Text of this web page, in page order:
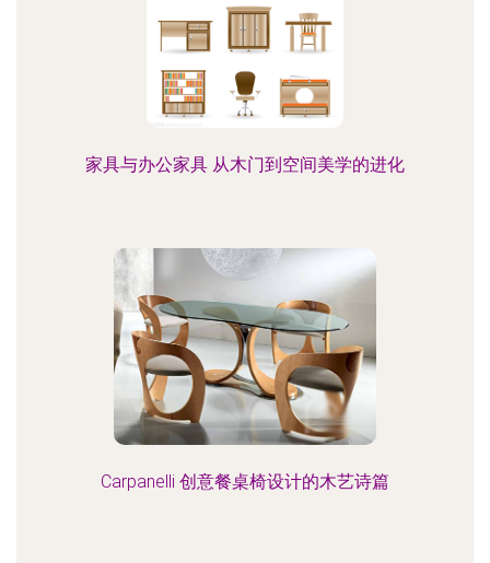
家具与办公家具 从木门到空间美学的进化
Carpanelli 创意餐桌椅设计的木艺诗篇